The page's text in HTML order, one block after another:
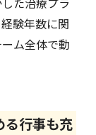
験年数に関
ム全体で動
る行事も充